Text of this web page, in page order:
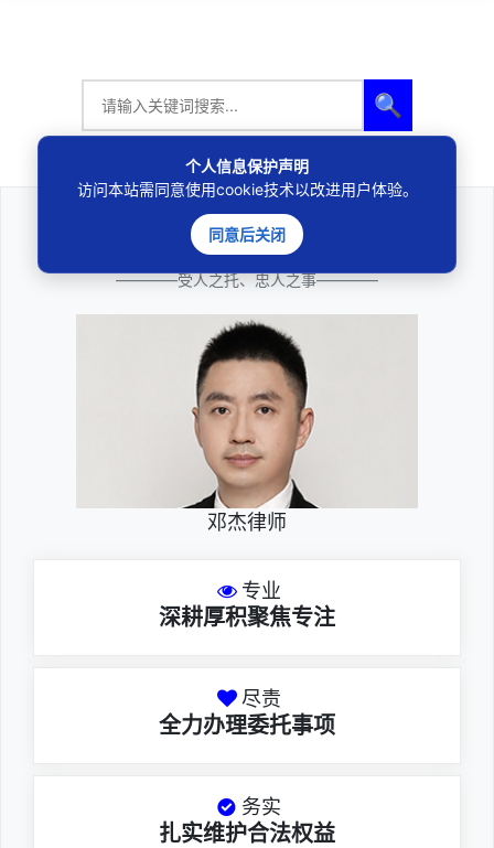
🔍
法律咨询
————受人之托、忠人之事————
邓杰律师
专业
深耕厚积聚焦专注
尽责
全力办理委托事项
务实
扎实维护合法权益
个人信息保护声明
访问本站需同意使用cookie技术以改进用户体验。
同意后关闭